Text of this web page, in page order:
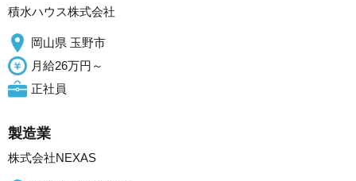
積水ハウス株式会社
岡山県 玉野市
月給26万円～
正社員
製造業
株式会社NEXAS